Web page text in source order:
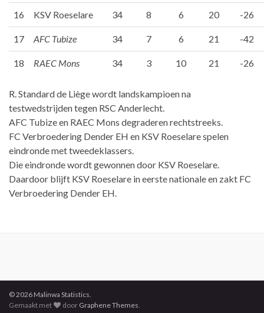
16 KSV Roeselare 34 8 6 20 -26
17 AFC Tubize 34 7 6 21 -42
18 RAEC Mons 34 3 10 21 -26
R. Standard de Liège wordt landskampioen na
testwedstrijden tegen RSC Anderlecht.
AFC Tubize en RAEC Mons degraderen rechtstreeks.
FC Verbroedering Dender EH en KSV Roeselare spelen
eindronde met tweedeklassers.
Die eindronde wordt gewonnen door KSV Roeselare.
Daardoor blijft KSV Roeselare in eerste nationale en zakt FC
Verbroedering Dender EH.
© 2026 Malinwa Statistics.
Gemaakt met
door Graphene Themes.